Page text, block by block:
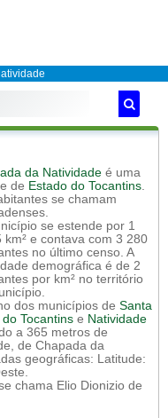
da Natividade é uma
de Estado do Tocantins.
se chamam
se estende por 1
km² e contava com 3 280
no último censo. A
demográfica é de 2
por km² no território
dos municípios de Santa
do Tocantins e Natividade
a 365 metros de
de Chapada da
geográficas: Latitude:
chama Elio Dionizio de